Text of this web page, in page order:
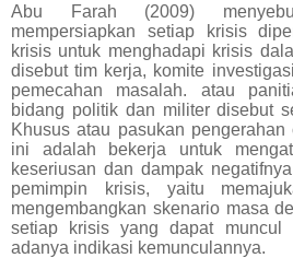
Abu Farah (2009)
mempersiapkan setiap krisis
krisis untuk menghadapi krisis
disebut tim kerja, komite
pemecahan masalah. atau
bidang politik dan militer disebut
Khusus atau pasukan
ini adalah bekerja untuk
keseriusan dan dampak
pemimpin krisis, yaitu
mengembangkan skenario masa
setiap krisis yang dapat muncul
adanya indikasi kemunculannya.